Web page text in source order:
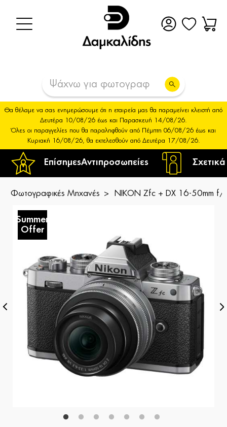
ΕπίσημεςΑντιπροσωπείες
Θα θέλαμε να σας ενημερώσουμε ότι η εταιρεία μας θα παραμείνει κλειστή από
Δευτέρα 10/08/26 έως και Παρασκευή 14/08/26.
Όλες οι παραγγελίες που θα παραληφθούν από Πέμπτη 06/08/26 έως και
Κυριακή 16/08/26, θα εκτελεσθούν από Δευτέρα 17/08/26.
Φωτογραφικές Μηχανές NIKON Zfc + DX 16-50mm f/
Summer
Offer